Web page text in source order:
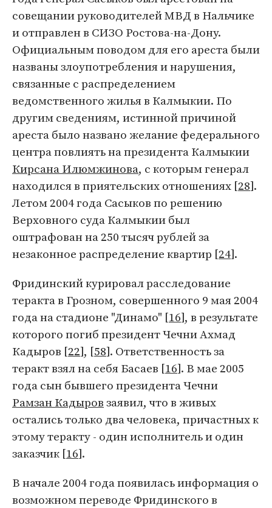
совещании руководителей МВД в Нальчике
и отправлен в СИЗО Ростова-на-Дону.
Официальным поводом для его ареста были
названы злоупотребления и нарушения,
связанные с распределением
ведомственного жилья в Калмыкии. По
другим сведениям, истинной причиной
ареста было названо желание федерального
центра повлиять на президента Калмыкии
Кирсана Илюмжинова, с которым генерал
находился в приятельских отношениях [28].
Летом 2004 года Сасыков по решению
Верховного суда Калмыкии был
оштрафован на 250 тысяч рублей за
незаконное распределение квартир [24].
Фридинский курировал расследование
теракта в Грозном, совершенного 9 мая 2004
года на стадионе "Динамо" [16], в результате
которого погиб президент Чечни Ахмад
Кадыров [22], [58]. Ответственность за
теракт взял на себя Басаев [16]. В мае 2005
года сын бывшего президента Чечни
Рамзан Кадыровзаявил, что в живых
остались только два человека, причастных к
этому теракту - один исполнитель и один
заказчик [16].
В начале 2004 года появилась информация о
возможном переводе Фридинского в